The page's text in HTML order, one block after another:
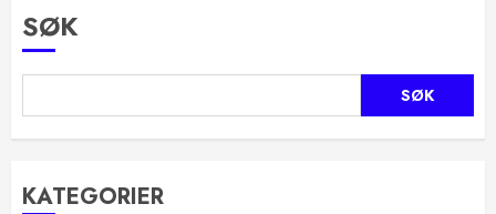
SØK
SØK
KATEGORIER